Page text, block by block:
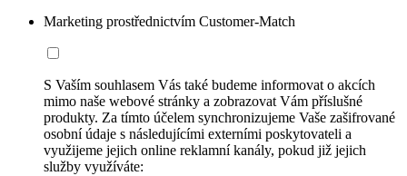
Marketing prostřednictvím Customer-Match
S Vaším souhlasem Vás také budeme informovat o akcích
mimo naše webové stránky a zobrazovat Vám příslušné
produkty. Za tímto účelem synchronizujeme Vaše zašifrované
osobní údaje s následujícími externími poskytovateli a
využijeme jejich online reklamní kanály, pokud již jejich
služby využíváte: